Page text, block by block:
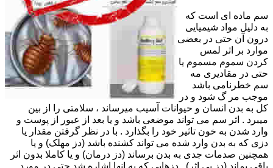
سم ماده ای است که
به دلیل مواد شیمیایی
درون آن حتی در بعضی
موارد بر اثر لمس
کردن سموم مسموم یا
حتی در مقادیری مه
سم خطرنامی باشد
موجب مر گ شود و در
کل به بدن انسان و حیوانات آسیب میرساند ، سلامتی را از بین
میبرد . اثر سم می تواند موضعی باشد و یا بعد از عبور از پوست و
وارد شدن به خون تاثیر خود را بگذارد . با در نظر گرفتن مقدار یا
دزی که به بدن وارد شده می تواند کشنده باشد (دز مهلک) و یا
همچنین صدمات جدی به بدن برساند (دز درمان) و یا کاملا بدون اثر
باقی بماند (دز بی اثر) . دزهایی که به انها اشاره شد حتی در مورد